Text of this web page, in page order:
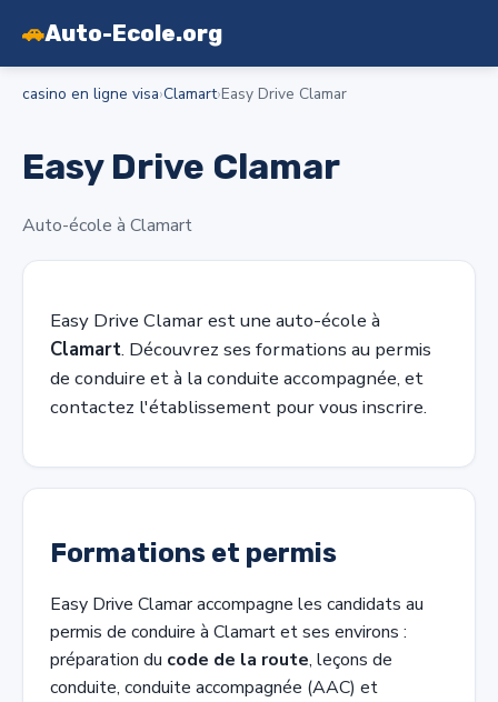
🚗Auto-Ecole.org
casino en ligne visa›Clamart›Easy Drive Clamar
Easy Drive Clamar
Auto-école à Clamart
Easy Drive Clamar est une auto-école à
Clamart. Découvrez ses formations au permis
de conduire et à la conduite accompagnée, et
contactez l'établissement pour vous inscrire.
Formations et permis
Easy Drive Clamar accompagne les candidats au
permis de conduire à Clamart et ses environs :
préparation du code de la route, leçons de
conduite, conduite accompagnée (AAC) et